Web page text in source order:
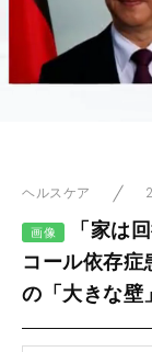
ヘルスケア
画像
「家は
コール依存症
の「大きな壁